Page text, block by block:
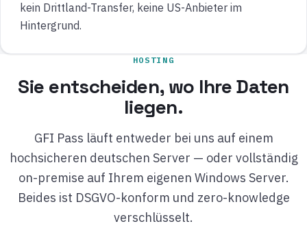
kein Drittland-Transfer, keine US-Anbieter im
Hintergrund.
HOSTING
Sie entscheiden, wo Ihre Daten
liegen.
GFI Pass läuft entweder bei uns auf einem
hochsicheren deutschen Server — oder vollständig
on-premise auf Ihrem eigenen Windows Server.
Beides ist DSGVO-konform und zero-knowledge
verschlüsselt.